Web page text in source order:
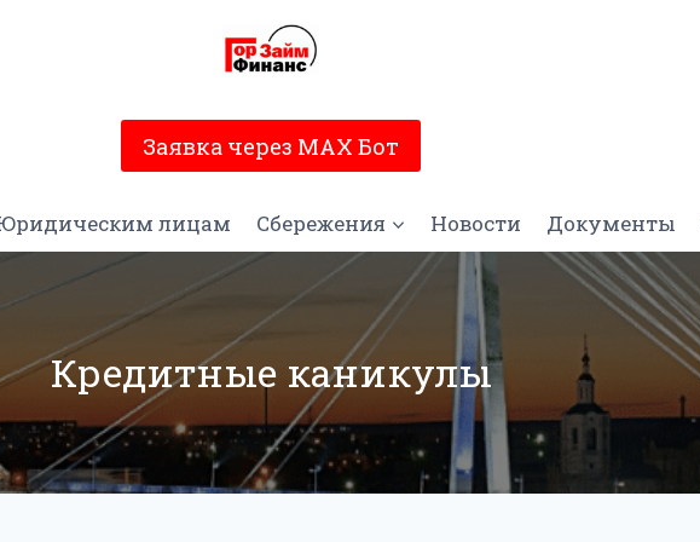
Заявка через MAX Бот
лицам Сбережения Новости Документы
Кредитные каникулы